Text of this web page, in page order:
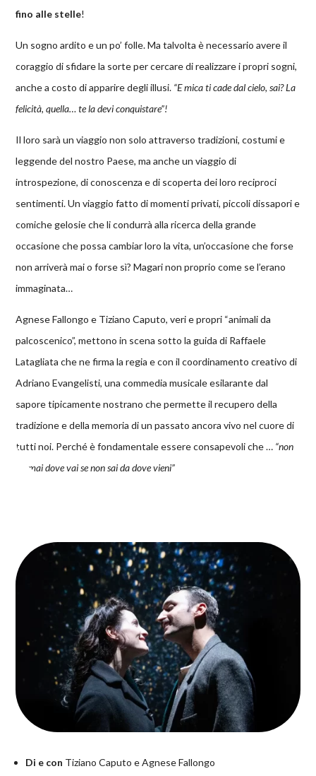
fino alle stelle!
Un sogno ardito e un po’ folle. Ma talvolta è necessario avere il
coraggio di sfidare la sorte per cercare di realizzare i propri sogni,
anche a costo di apparire degli illusi. “E mica ti cade dal cielo, sai? La
felicità, quella… te la devi conquistare”!
Il loro sarà un viaggio non solo attraverso tradizioni, costumi e
leggende del nostro Paese, ma anche un viaggio di
introspezione, di conoscenza e di scoperta dei loro reciproci
sentimenti. Un viaggio fatto di momenti privati, piccoli dissapori e
comiche gelosie che li condurrà alla ricerca della grande
occasione che possa cambiar loro la vita, un’occasione che forse
non arriverà mai o forse sì? Magari non proprio come se l’erano
immaginata…
Agnese Fallongo e Tiziano Caputo, veri e propri “animali da
palcoscenico”, mettono in scena sotto la guida di Raffaele
Latagliata che ne firma la regia e con il coordinamento creativo di
Adriano Evangelisti, una commedia musicale esilarante dal
sapore tipicamente nostrano che permette il recupero della
tradizione e della memoria di un passato ancora vivo nel cuore di
tutti noi. Perché è fondamentale essere consapevoli che … “non
sai mai dove vai se non sai da dove vieni”
Di e con Tiziano Caputo e Agnese Fallongo